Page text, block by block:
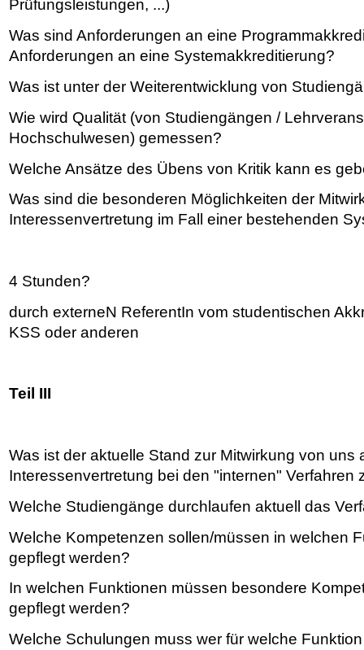
Prüfungsleistungen, ...)
Was sind Anforderungen an eine
Anforderungen an eine Systemakkreditierung?
Was ist unter der Weiterentwicklung von
Wie wird Qualität (von Studiengängen /
Hochschulwesen) gemessen?
Welche Ansätze des Übens von Kritik kann es
Was sind die besonderen Möglichkeiten der
Interessenvertretung im Fall einer bestehenden
4 Stunden?
durch externeN ReferentIn vom studentischen
KSS oder anderen
Teil III
Was ist der aktuelle Stand zur Mitwirkung von uns
Interessenvertretung bei den "internen" Verfahren
Welche Studiengänge durchlaufen aktuell das
Welche Kompetenzen sollen/müssen in welchen
gepflegt werden?
In welchen Funktionen müssen besondere
gepflegt werden?
Welche Schulungen muss wer für welche